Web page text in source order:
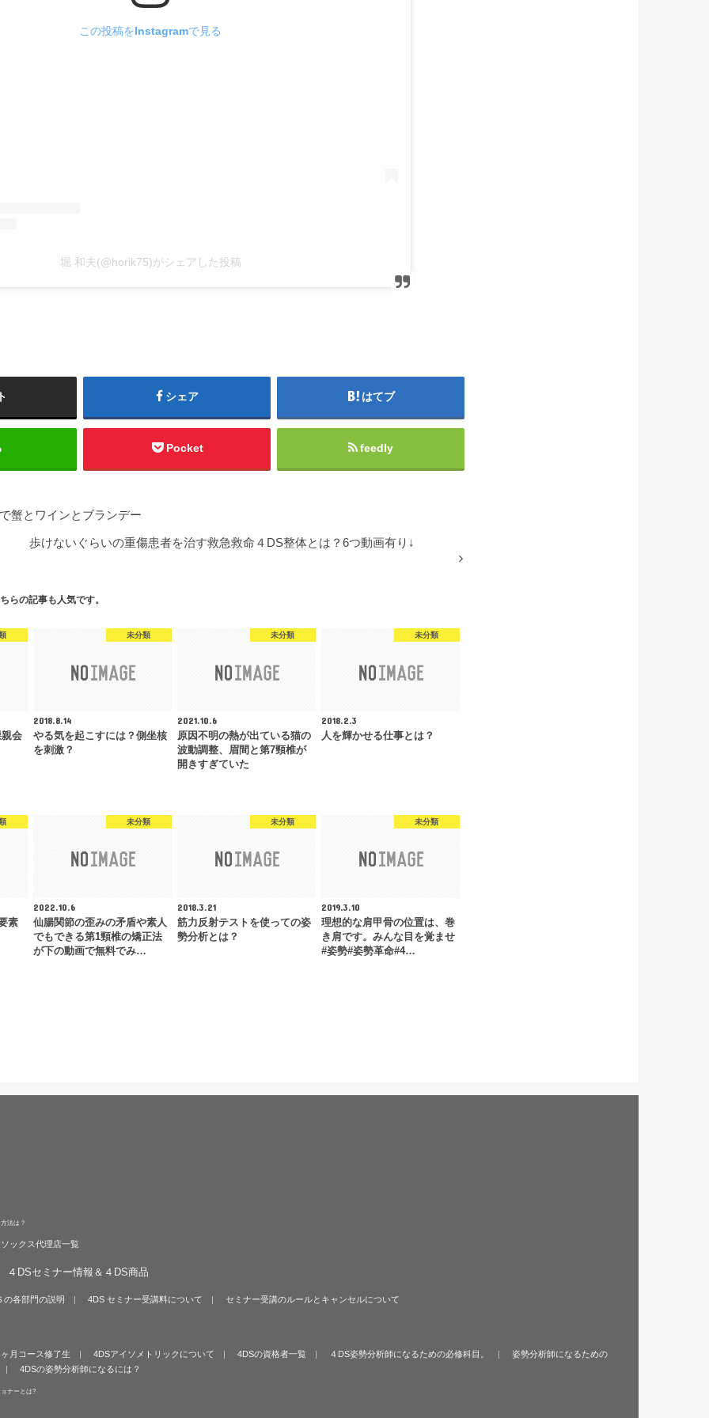
この投稿をInstagramで見る
堀 和夫(@horik75)がシェアした投稿
シェア はてブ
Pocket feedly
蟹とワインとブランデー
歩けないぐらいの重傷患者を治す救急救命４DS整体とは？6つ動画有り↓
らの記事も人気です。
会
未分類
2018.8.14
やる気を起こすには？側坐核
を刺激？
未分類
2021.10.6
原因不明の熱が出ている猫の
波動調整、眉間と第7頸椎が
開きすぎていた
未分類
2018.2.3
人を輝かせる仕事とは？
素
未分類
2022.10.6
仙腸関節の歪みの矛盾や素人
でもできる第1頸椎の矯正法
が下の動画で無料でみ…
未分類
2018.3.21
筋力反射テストを使っての姿
勢分析とは？
未分類
2019.3.10
理想的な肩甲骨の位置は、巻
き肩です。みんな目を覚ませ
#姿勢#姿勢革命#4…
法は？
ックス代理店一覧
４DSセミナー情報＆４DS商品
の各部門の説明 4DS セミナー受講料について セミナー受講のルールとキャンセルについて
月コース修了生 4DSアイソメトリックについて 4DSの資格者一覧 ４DS姿勢分析師になるための必修科目。
姿勢分析師になるための
4DSの姿勢分析師になるには？
ナーとは?